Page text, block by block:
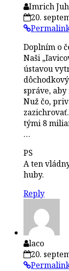
Imrich
20.
Doplním o
Naši
ústavou
správe,
Nuž čo,
tými 8
…
PS
A ten
huby.
Reply
laco
20.